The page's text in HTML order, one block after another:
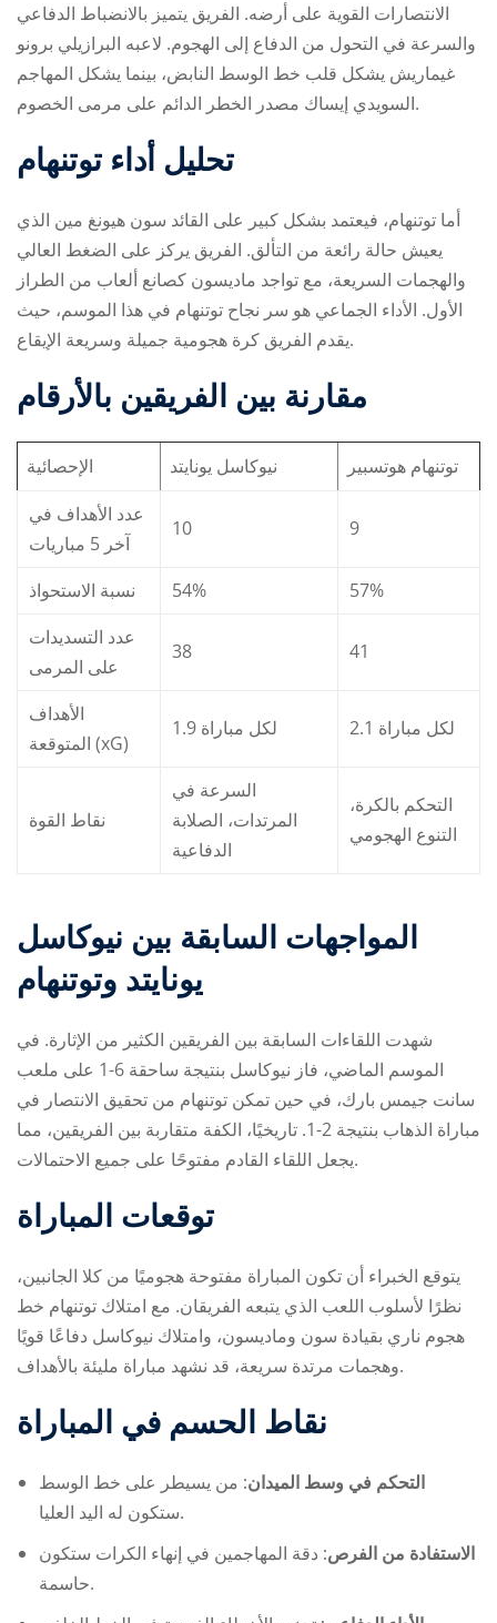
الانتصارات القوية على أرضه. الفريق يتميز بالانضباط الدفاعي
والسرعة في التحول من الدفاع إلى الهجوم. لاعبه البرازيلي برونو
غيماريش يشكل قلب خط الوسط النابض، بينما يشكل المهاجم
السويدي إيساك مصدر الخطر الدائم على مرمى الخصوم.
تحليل أداء توتنهام
أما توتنهام، فيعتمد بشكل كبير على القائد سون هيونغ مين الذي
يعيش حالة رائعة من التألق. الفريق يركز على الضغط العالي
والهجمات السريعة، مع تواجد ماديسون كصانع ألعاب من الطراز
الأول. الأداء الجماعي هو سر نجاح توتنهام في هذا الموسم، حيث
يقدم الفريق كرة هجومية جميلة وسريعة الإيقاع.
مقارنة بين الفريقين بالأرقام
الإحصائية نيوكاسل يونايتد
توتنهام هوتسبير
عدد الأهداف في
آخر 5 مباريات
10 9
نسبة الاستحواذ 54%
57%
عدد التسديدات
على المرمى
38 41
الأهداف
المتوقعة (xG)
1.9 لكل مباراة 2.1 لكل مباراة
نقاط القوة
السرعة في
المرتدات، الصلابة
الدفاعية
التحكم بالكرة،
التنوع الهجومي
المواجهات السابقة بين نيوكاسل
يونايتد وتوتنهام
شهدت اللقاءات السابقة بين الفريقين الكثير من الإثارة. في
الموسم الماضي، فاز نيوكاسل بنتيجة ساحقة 6-1 على ملعب
سانت جيمس بارك، في حين تمكن توتنهام من تحقيق الانتصار في
مباراة الذهاب بنتيجة 2-1. تاريخيًا، الكفة متقاربة بين الفريقين، مما
يجعل اللقاء القادم مفتوحًا على جميع الاحتمالات.
توقعات المباراة
يتوقع الخبراء أن تكون المباراة مفتوحة هجوميًا من كلا الجانبين،
نظرًا لأسلوب اللعب الذي يتبعه الفريقان. مع امتلاك توتنهام خط
هجوم ناري بقيادة سون وماديسون، وامتلاك نيوكاسل دفاعًا قويًا
وهجمات مرتدة سريعة، قد نشهد مباراة مليئة بالأهداف.
نقاط الحسم في المباراة
التحكم في وسط الميدان: من يسيطر على خط الوسط
ستكون له اليد العليا.
الاستفادة من الفرص: دقة المهاجمين في إنهاء الكرات ستكون
حاسمة.